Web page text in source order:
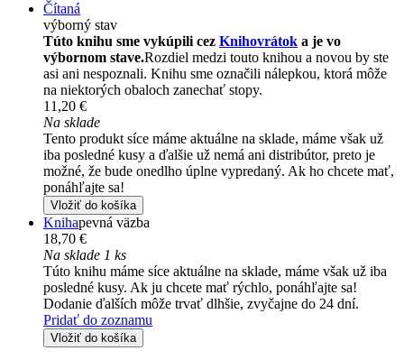
Čítaná
výborný stav
Túto knihu sme vykúpili cez Knihovrátok a je vo
výbornom stave.Rozdiel medzi touto knihou a novou by ste
asi ani nespoznali. Knihu sme označili nálepkou, ktorá môže
na niektorých obaloch zanechať stopy.
11,20 €
Na sklade
Tento produkt síce máme aktuálne na sklade, máme však už
iba posledné kusy a ďalšie už nemá ani distribútor, preto je
možné, že bude onedlho úplne vypredaný. Ak ho chcete mať,
ponáhľajte sa!
Vložiť do košíka
Knihapevná väzba
18,70 €
Na sklade 1 ks
Túto knihu máme síce aktuálne na sklade, máme však už iba
posledné kusy. Ak ju chcete mať rýchlo, ponáhľajte sa!
Dodanie ďalších môže trvať dlhšie, zvyčajne do 24 dní.
Pridať do zoznamu
Vložiť do košíka